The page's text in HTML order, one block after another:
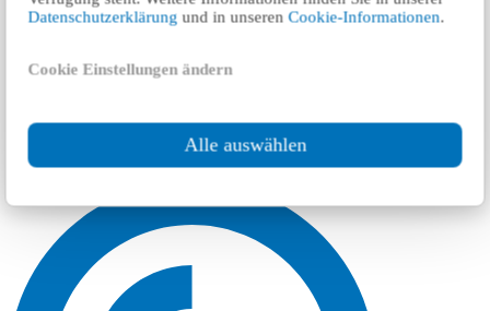
Datenschutzerklärung und in unserenCookie-Informationen.
Cookie Einstellungen ändern
Alle auswählen